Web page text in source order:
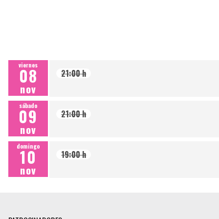
viernes
08
nov
21:00 h
sábado
09
nov
21:00 h
domingo
10
nov
19:00 h